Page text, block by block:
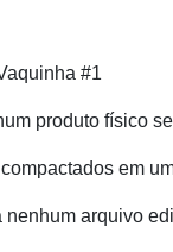
#1
produto físico
em
nenhum arquivo